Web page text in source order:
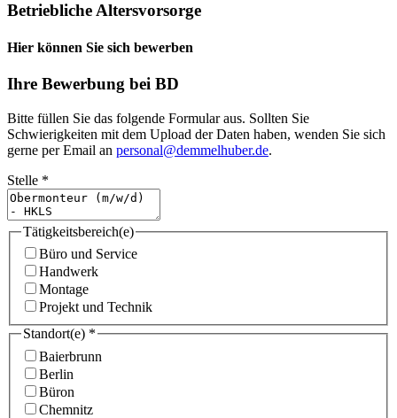
Betriebliche Altersvorsorge
Hier können Sie sich bewerben
Ihre Bewerbung bei BD
Bitte füllen Sie das folgende Formular aus. Sollten Sie
Schwierigkeiten mit dem Upload der Daten haben, wenden Sie sich
gerne per Email an personal@demmelhuber.de.
Stelle *
Tätigkeitsbereich(e)
Büro und Service
Handwerk
Montage
Projekt und Technik
Standort(e) *
Baierbrunn
Berlin
Büron
Chemnitz